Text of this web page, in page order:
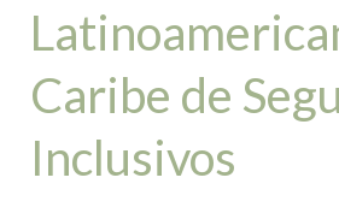
Caribe de
Inclusivos